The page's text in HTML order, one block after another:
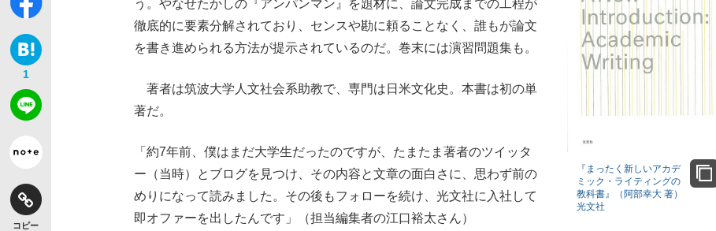
もっと見る
1
コピー
『まったく新しいアカデ
ミック・ライティングの
教科書』（阿部幸大 著）
光文社
う。やなせたかしの『アンパンマン』を題材に、論文完成までの工程が
徹底的に要素分解されており、センスや勘に頼ることなく、誰もが論文
を書き進められる方法が提示されているのだ。巻末には演習問題集も。
著者は筑波大学人文社会系助教で、専門は日米文化史。本書は初の単
著だ。
「約7年前、僕はまだ大学生だったのですが、たまたま著者のツイッタ
ー（当時）とブログを見つけ、その内容と文章の面白さに、思わず前の
めりになって読みました。その後もフォローを続け、光文社に入社して
即オファーを出したんです」（担当編集者の江口裕太さん）